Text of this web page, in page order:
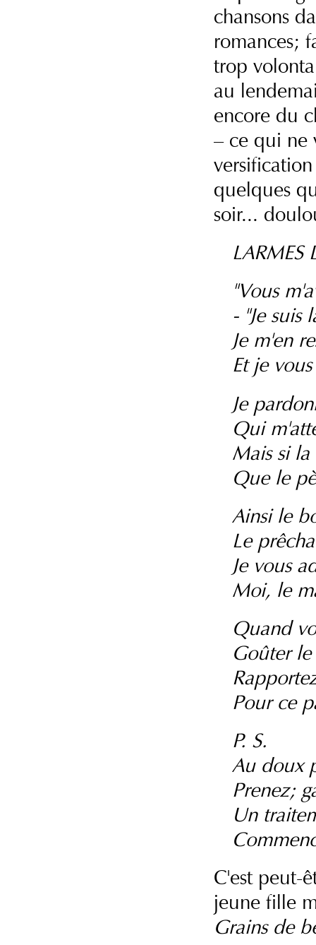
chansons
romances;
trop
au
encore du
– ce qui ne
quelques
soir...
LARMES
"Vous
- "Je suis
Je m'en
Et je
Je
Qui
Mais si
Que le
Ainsi le
Le
Je vous
Moi, le
Quand
Goûter
Pour ce
P. S.
Au doux
Prenez;
Un
C'est peut-
jeune fille
Grains de